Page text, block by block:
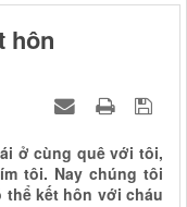
hôn
ở cùng quê với tôi,
tôi. Nay chúng tôi
kết hôn với cháu